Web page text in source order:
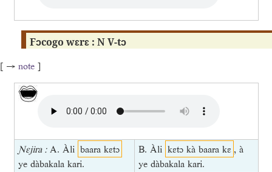
Fɔcogo wɛrɛ : N V-tɔ
[ → note ]
Ɲɛjira :A. Àli baara kɛtɔ
ye dàbakala kari.
B. Àli kɛtɔ kà baara kɛ , à
ye dàbakala kari.